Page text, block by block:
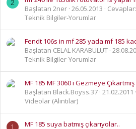
2
Başlatan 2ner 26.05.2013
Teknik Bilgiler-Yorumlar
Fendt 106s in mf 285 yada mf 185
Başlatan CELAL KARABULUT
Teknik Bilgiler-Yorumlar
MF 185 MF 3060 ı Gezmeye Çıkartmış
Başlatan Black.Boyss.37 21.02.2011
Videolar (Alıntılar)
1
MF 185 suya batmış çıkarıyolar..